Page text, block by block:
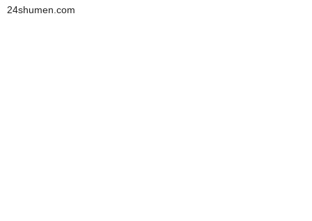
24shumen.com